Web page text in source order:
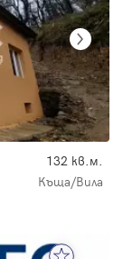
132 кв.м.
Къща/Вила